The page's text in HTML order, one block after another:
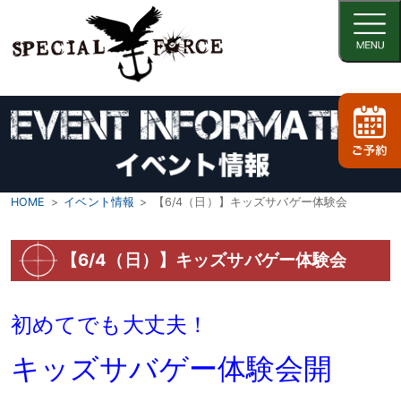
HOME イベント情報 【6/4（日）】キッズサバゲー体験会
【6/4（日）】キッズサバゲー体験会
初めてでも大丈夫！
キッズサバゲー体験会開